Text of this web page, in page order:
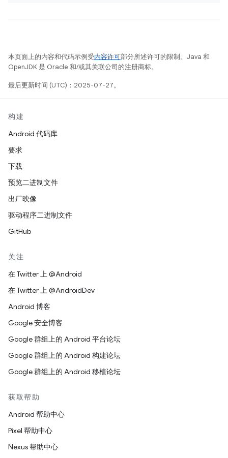
本页面上的内容和代码示例受内容许可部分所述许可的限制。Java 和
OpenJDK 是 Oracle 和/或其关联公司的注册商标。
最后更新时间 (UTC)：2025-07-27。
构建
Android 代码库
要求
下载
预览二进制文件
出厂映像
驱动程序二进制文件
GitHub
关注
在 Twitter 上 @Android
在 Twitter 上 @AndroidDev
Android 博客
Google 安全博客
Google 群组上的 Android 平台论坛
Google 群组上的 Android 构建论坛
Google 群组上的 Android 移植论坛
获取帮助
Android 帮助中心
Pixel 帮助中心
Nexus 帮助中心